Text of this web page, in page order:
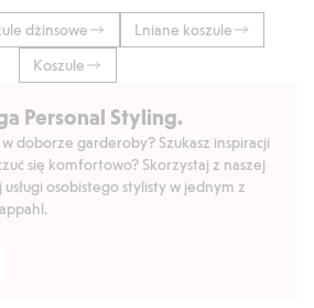
dżinsowe
Lniane koszule
Koszule
Personal Styling.
doborze garderoby? Szukasz inspiracji
się komfortowo? Skorzystaj z naszej
osobistego stylisty w jednym z